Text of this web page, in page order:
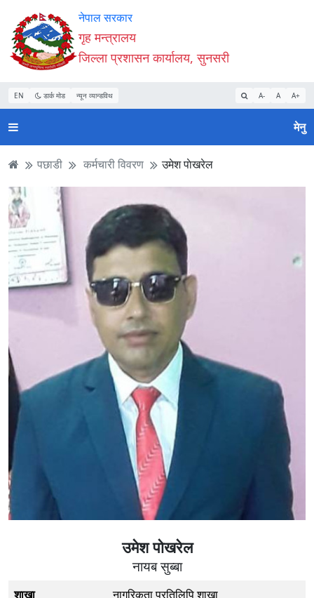
Accessibility
Mode
सुरु
गर्नुहोस्
सामाग्री
पढ्नुहाेस्
नेभिगेसन
पढ्नुहाेस्
वेबसाइट
खोजमा
जानुहोस्
नेपाल सरकार
गृह मन्त्रालय
जिल्ला प्रशासन कार्यालय, सुनसरी
EN डार्क मोड न्यून व्यान्डविथ A- A A+
मेनु
पछाडी कर्मचारी विवरण उमेश पाेखरेल
उमेश पाेखरेल
नायब सुब्बा
शाखा
नागरिकता प्रतिलिपि शाखा